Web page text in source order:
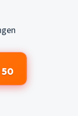
50